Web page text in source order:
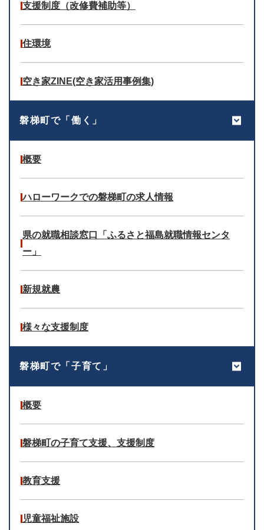
支援制度（改修費補助等）
住環境
空き家ZINE(空き家活用事例集)
磐梯町で「働く」
概要
ハローワークでの磐梯町の求人情報
県の就職相談窓口「ふるさと福島就職情報センタ
ー」
新規就農
様々な支援制度
磐梯町で「子育て」
概要
磐梯町の子育て支援、支援制度
教育支援
児童福祉施設